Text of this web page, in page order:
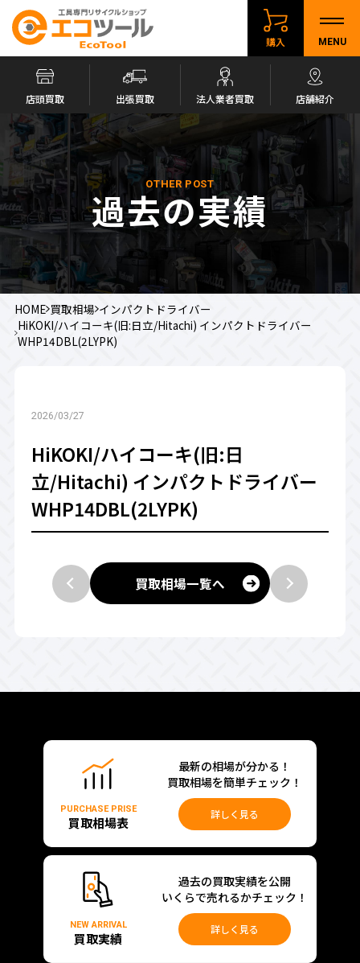
購入 MENU
店頭買取 出張買取 法人業者買取 店舗紹介
OTHER POST
過去の実績
HOME 買取相場 インパクトドライバー
HiKOKI/ハイコーキ(旧:日立/Hitachi) インパクトドライバー
WHP14DBL(2LYPK)
2026/03/27
HiKOKI/ハイコーキ(旧:日
立/Hitachi) インパクトドライバー
WHP14DBL(2LYPK)
買取相場一覧へ
PURCHASE PRISE
買取相場表
最新の相場が分かる！
買取相場を簡単チェック！
詳しく見る
NEW ARRIVAL
買取実績
過去の買取実績を公開
いくらで売れるかチェック！
詳しく見る